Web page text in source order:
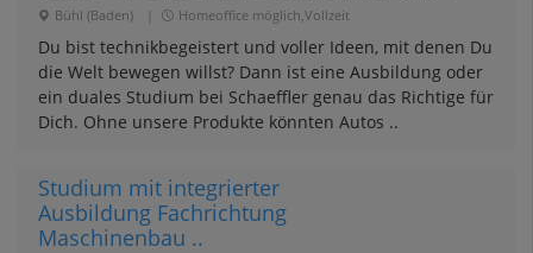
Bühl (Baden)
Homeoffice möglich,Vollzeit
Du bist technikbegeistert und voller Ideen, mit denen Du
die Welt bewegen willst? Dann ist eine Ausbildung oder
ein duales Studium bei Schaeffler genau das Richtige für
Dich. Ohne unsere Produkte könnten Autos ..
Studium mit integrierter
Ausbildung Fachrichtung
Maschinenbau ..